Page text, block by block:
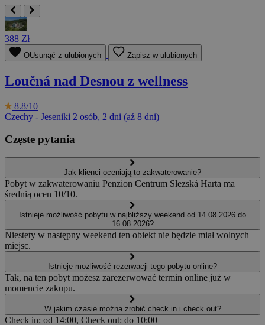
388 Zł
OUsunąć z ulubionych Zapisz w ulubionych
Loučná nad Desnou z wellness
8.8/10
Czechy - Jeseniki 2 osób, 2 dni (aź 8 dni)
Częste pytania
Jak klienci oceniają to zakwaterowanie?
Pobyt w zakwaterowaniu Penzion Centrum Slezská Harta ma
średnią ocen 10/10.
Istnieje możliwość pobytu w najbliższy weekend od 14.08.2026 do
16.08.2026?
Niestety w następny weekend ten obiekt nie będzie miał wolnych
miejsc.
Istnieje możliwość rezerwacji tego pobytu online?
Tak, na ten pobyt możesz zarezerwować termin online już w
momencie zakupu.
W jakim czasie można zrobić check in i check out?
Check in: od 14:00, Check out: do 10:00